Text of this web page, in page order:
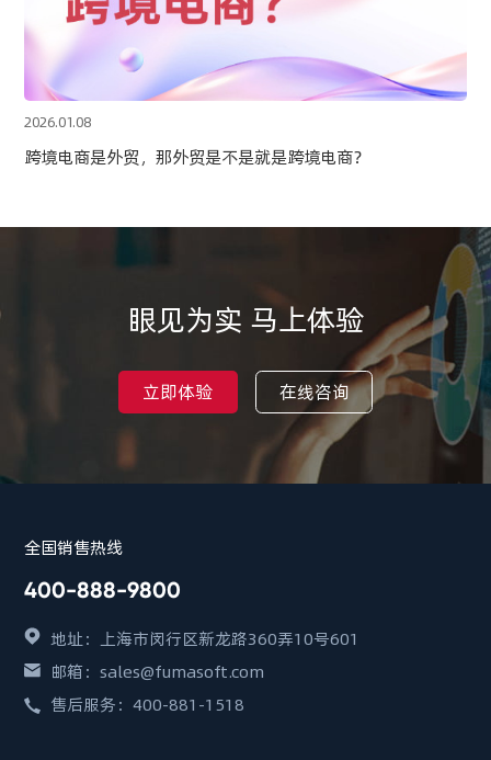
2026.01.08
跨境电商是外贸，那外贸是不是就是跨境电商？
眼见为实 马上体验
立即体验 在线咨询
全国销售热线
400-888-9800
地址：上海市闵行区新龙路360弄10号601
邮箱：sales@fumasoft.com
售后服务：400-881-1518